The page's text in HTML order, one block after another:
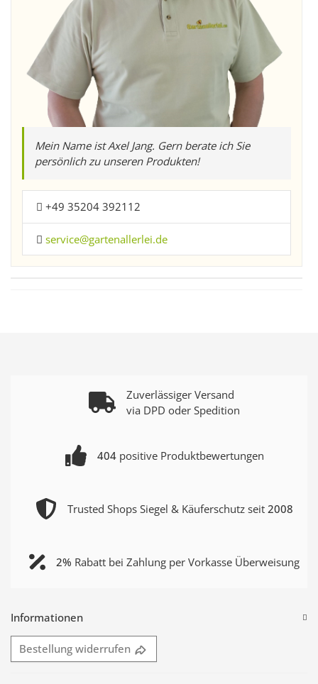
Mein Name ist Axel Jang. Gern berate ich Sie
persönlich zu unseren Produkten!
+49 35204 392112
service@gartenallerlei.de
Zuverlässiger Versand
via DPD oder Spedition
404positive Produktbewertungen
Trusted Shops Siegel & Käuferschutz seit 2008
2% Rabatt bei Zahlung per Vorkasse Überweisung
Informationen
Bestellung widerrufen